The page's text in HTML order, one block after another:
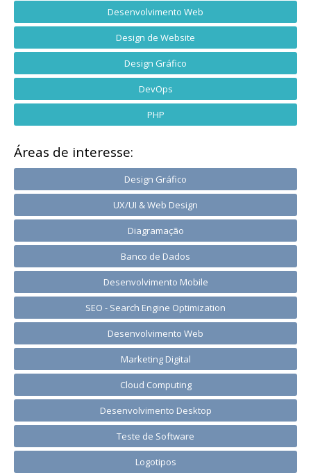
Desenvolvimento Web
Design de Website
Design Gráfico
DevOps
PHP
Áreas de interesse:
Design Gráfico
UX/UI & Web Design
Diagramação
Banco de Dados
Desenvolvimento Mobile
SEO - Search Engine Optimization
Desenvolvimento Web
Marketing Digital
Cloud Computing
Desenvolvimento Desktop
Teste de Software
Logotipos